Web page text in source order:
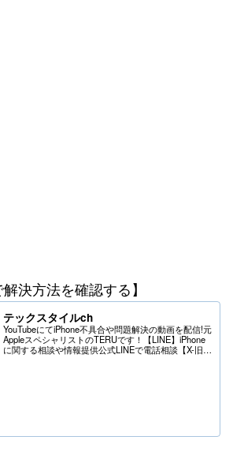
解決方法を確認する】
テックスタイルch
YouTubeにてiPhone不具合や問題解決の動画を配信!元
AppleスペシャリストのTERUです！【LINE】iPhone
に関する相談や情報提供公式LINEで電話相談【X-旧